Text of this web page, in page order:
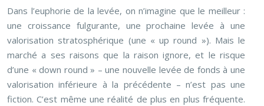
Dans l’euphorie de la levée, on n’imagine que le meilleur :
une croissance fulgurante, une prochaine levée à une
valorisation stratosphérique (une « up round »). Mais le
marché a ses raisons que la raison ignore, et le risque
d’une « down round » – une nouvelle levée de fonds à une
valorisation inférieure à la précédente – n’est pas une
fiction. C’est même une réalité de plus en plus fréquente.